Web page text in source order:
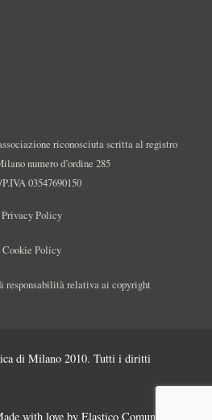
riconosciuta scritta al registro
numero d’ordine 285
03547690150
Privacy Policy
Cookie Policy
responsabilità relativa ai copyright
di Milano 2010. Tutti i diritti
with love by Elastico Comunicazione